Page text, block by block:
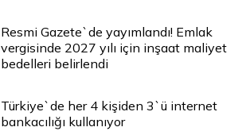
Resmi Gazete`de yayımlandı! Emlak
vergisinde 2027 yılı için inşaat maliyet
bedelleri belirlendi
Türkiye`de her 4 kişiden 3`ü internet
bankacılığı kullanıyor